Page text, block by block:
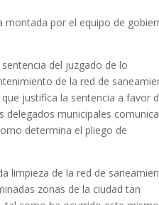
montada por el equipo de
del juzgado de lo
de la red de
justifica la sentencia a favor
delegados municipales
determina el pliego de
limpieza de la red de
zonas de la ciudad tan